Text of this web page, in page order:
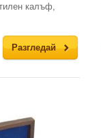
калъф,
Разгледай